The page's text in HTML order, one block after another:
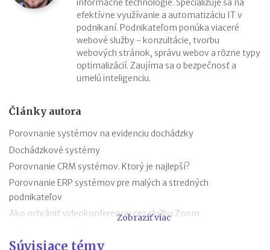
informačné technológie. Špecializuje sa na
efektívne využívanie a automatizáciu IT v
podnikaní. Podnikateľom ponúka viaceré
webové služby - konzultácie, tvorbu
webových stránok, správu webov a rôzne typy
optimalizácií. Zaujíma sa o bezpečnosť a
umelú inteligenciu.
Články autora
Porovnanie systémov na evidenciu dochádzky
Dochádzkové systémy
Porovnanie CRM systémov. Ktorý je najlepší?
Porovnanie ERP systémov pre malých a stredných
podnikateľov
Ako ochrániť videokonferenciu cez službu Zoom
Google spustil Google Pay na Slovensku
Zobraziť viac
Súvisiace témy